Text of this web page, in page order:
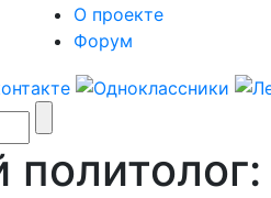
О проекте
Форум